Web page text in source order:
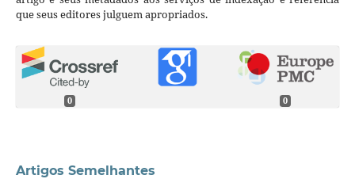
que seus editores julguem apropriados.
0 0
Artigos Semelhantes